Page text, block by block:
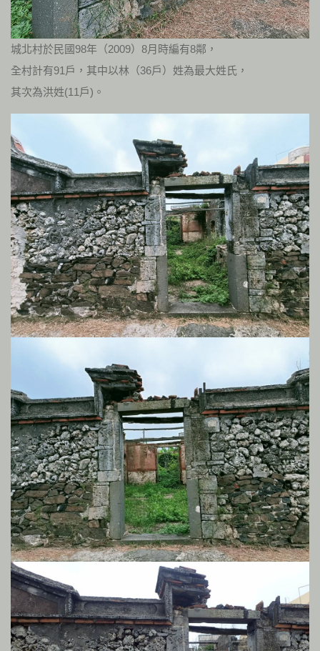
城北村於民國98年（2009）8月時編有8鄰，
全村計有91戶，其中以林（36戶）姓為最大姓氏，
其次為洪姓(11戶)。